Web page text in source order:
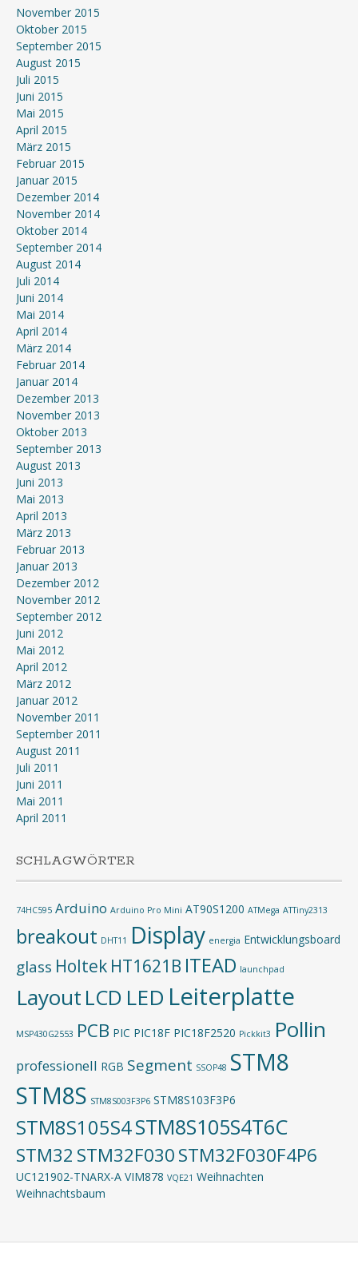
November 2015
Oktober 2015
September 2015
August 2015
Juli 2015
Juni 2015
Mai 2015
April 2015
März 2015
Februar 2015
Januar 2015
Dezember 2014
November 2014
Oktober 2014
September 2014
August 2014
Juli 2014
Juni 2014
Mai 2014
April 2014
März 2014
Februar 2014
Januar 2014
Dezember 2013
November 2013
Oktober 2013
September 2013
August 2013
Juni 2013
Mai 2013
April 2013
März 2013
Februar 2013
Januar 2013
Dezember 2012
November 2012
September 2012
Juni 2012
Mai 2012
April 2012
März 2012
Januar 2012
November 2011
September 2011
August 2011
Juli 2011
Juni 2011
Mai 2011
April 2011
SCHLAGWÖRTER
74HC595 Arduino Arduino Pro Mini AT90S1200 ATMega ATTiny2313
breakout DHT11 Display energia Entwicklungsboard
glass Holtek HT1621B ITEAD launchpad
Layout LCD LED Leiterplatte
MSP430G2553 PCB PIC PIC18F PIC18F2520 Pickkit3 Pollin
professionell RGB Segment SSOP48 STM8
STM8S STM8S003F3P6 STM8S103F3P6
STM8S105S4STM8S105S4T6C
STM32 STM32F030STM32F030F4P6
UC121902-TNARX-A VIM878 VQE21 Weihnachten
Weihnachtsbaum